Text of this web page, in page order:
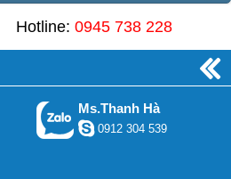
Hotline: 0945 738 228
Ms.Thanh Hà
0912 304 539